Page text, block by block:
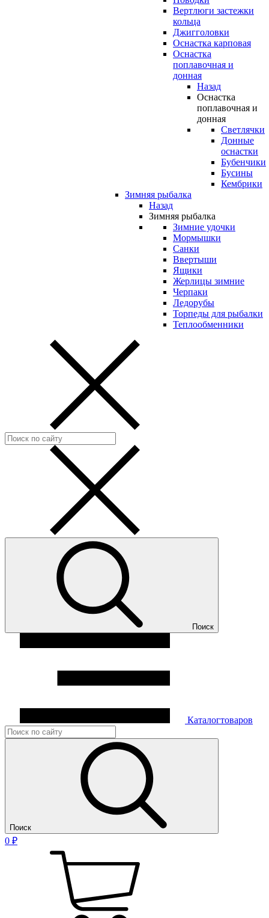
Вертлюги застежки
кольца
Джигголовки
Оснастка карповая
Оснастка
поплавочная и
донная
Назад
Оснастка
поплавочная и
донная
Светлячки
Донные
оснастки
Бубенчики
Бусины
Кембрики
Зимняя рыбалка
Назад
Зимняя рыбалка
Зимние удочки
Мормышки
Санки
Ввертыши
Ящики
Жерлицы зимние
Черпаки
Ледорубы
Торпеды для рыбалки
Теплообменники
Поиск
Каталогтоваров
Поиск
0 ₽